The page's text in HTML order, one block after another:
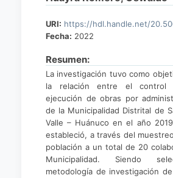
URI: https://hdl.handle.net/
Fecha: 2022
Resumen:
La investigación tuvo como
la relación entre el
ejecución de obras por
de la Municipalidad Distrital de
Valle – Huánuco en el año
estableció, a través del
población a un total de 20
Municipalidad. Siendo
metodología de investigación